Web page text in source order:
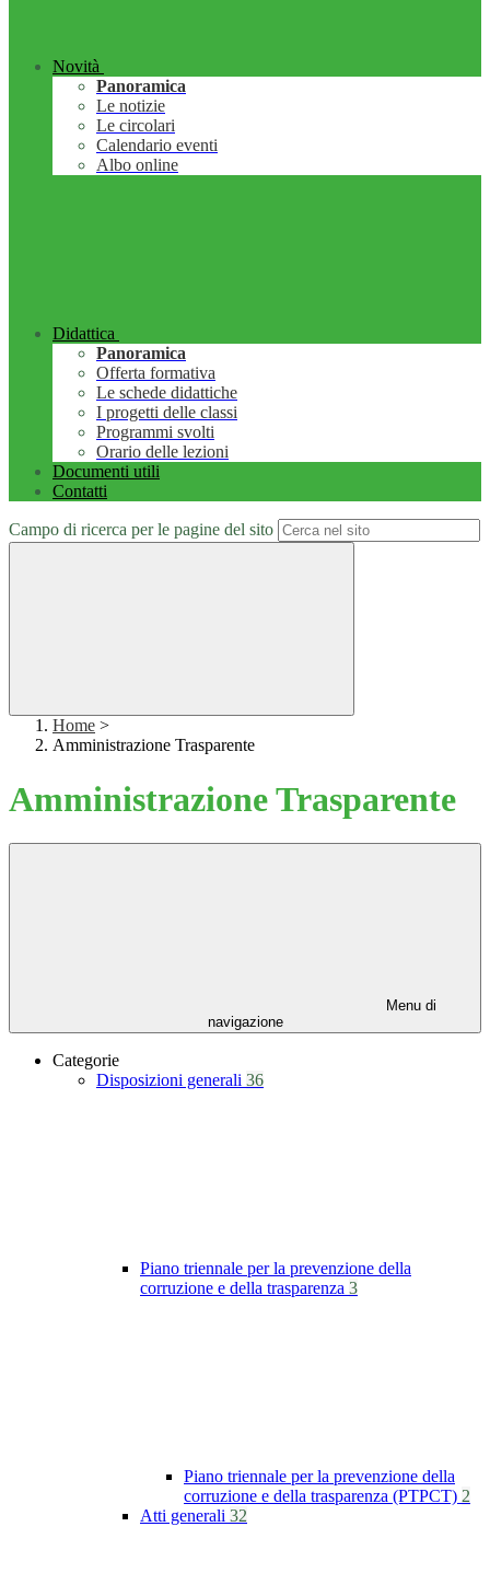
Novità
Panoramica
Le notizie
Le circolari
Calendario eventi
Albo online
Didattica
Panoramica
Offerta formativa
Le schede didattiche
I progetti delle classi
Programmi svolti
Orario delle lezioni
Documenti utili
Contatti
Campo di ricerca per le pagine del sito
Home >
Amministrazione Trasparente
Amministrazione Trasparente
Menu di
navigazione
Categorie
Disposizioni generali 36
Piano triennale per la prevenzione della
corruzione e della trasparenza 3
Piano triennale per la prevenzione della
corruzione e della trasparenza (PTPCT) 2
Atti generali 32